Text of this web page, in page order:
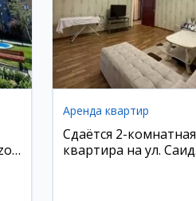
Аренда квартир
Сдаётся 2-комнатная
квартира на ул. Саид